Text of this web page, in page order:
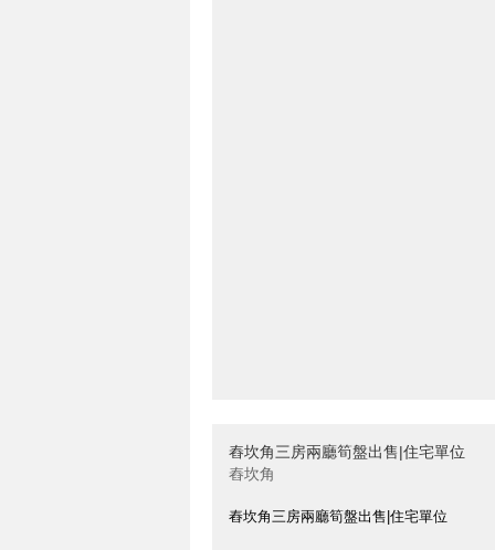
舂坎角三房兩廳筍盤出售|住宅單位
舂坎角
舂坎角三房兩廳筍盤出售|住宅單位